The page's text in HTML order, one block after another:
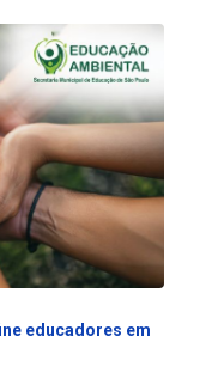
educadores em